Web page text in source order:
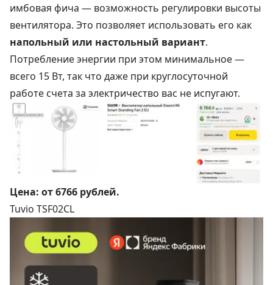
имбовая фича — возможность регулировки высоты
вентилятора. Это позволяет использовать его как
напольный или настольный вариант.
Потребление энергии при этом минимальное —
всего 15 Вт, так что даже при круглосуточной
работе счета за электричество вас не испугают.
Цена: от6766 рублей.
Tuvio TSF02CL